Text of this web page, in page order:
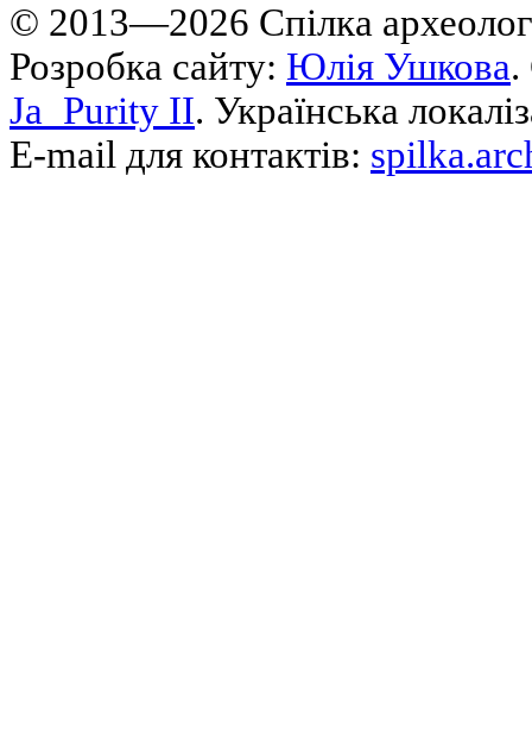
© 2013—2026 Cпілка
Розробка сайту: Юлія Ушкова.
Ja_Purity II. Українська
E-mail для контактів: